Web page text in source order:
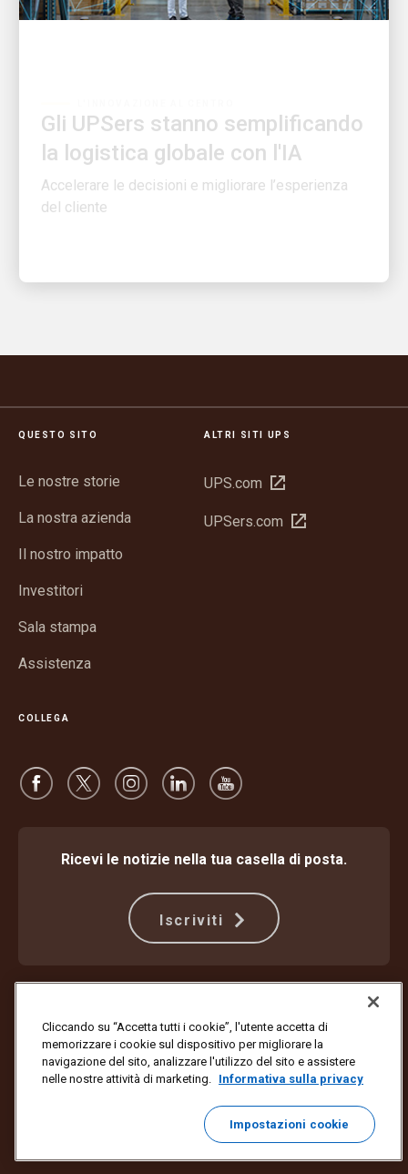
la logistica globale con l'IA
Accelerare le decisioni e migliorare l’esperienza
del cliente
QUESTO SITO
Le nostre storie
La nostra azienda
Il nostro impatto
Investitori
Sala stampa
Assistenza
ALTRI SITI UPS
UPS.com Apri
una
UPSers.com Apri
COLLEGA
Ricevi le notizie nella tua casella di posta.
Iscriviti
Impostazioni dei cookie
Copyright ©1994-2026 United Parcel Service of America, Inc. Tutti i
diritti riservati. Non vuoi più ricevere aggiornamenti via email?
Annulla l'iscrizione qui
Per aggiornare tutte le preferenze email o annullare l'iscrizione alle
email di marketing di UPS, fai clic qui.
Cliccando su “Accetta tutti i cookie”, l'utente accetta di
memorizzare i cookie sul dispositivo per migliorare la
navigazione del sito, analizzare l'utilizzo del sito e assistere
nelle nostre attività di marketing. Informativa sulla privacy
Impostazioni cookie